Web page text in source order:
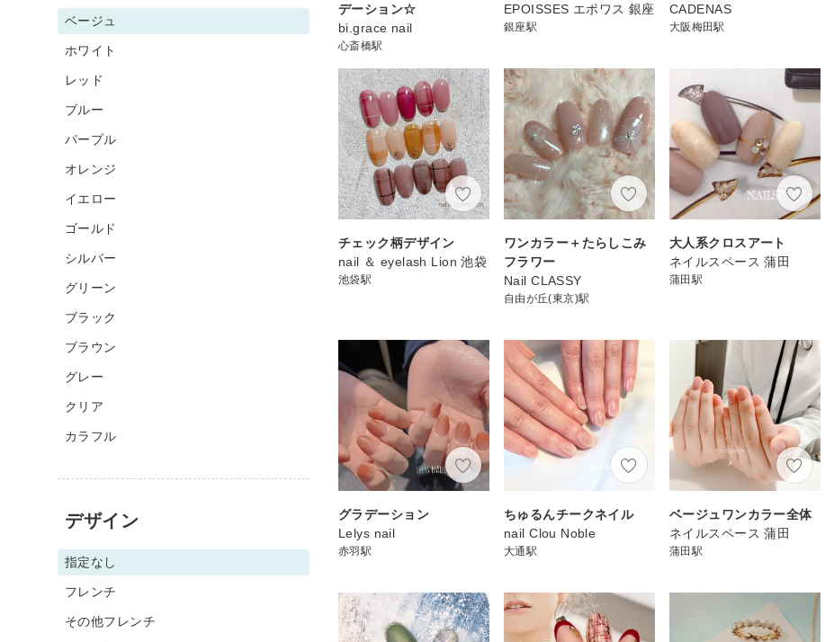
デーション☆
bi.grace nail
心斎橋駅
EPOISSES エポワス 銀座
銀座駅
CADENAS
大阪梅田駅
チェック柄デザイン
nail ＆ eyelash Lion 池袋
池袋駅
ワンカラー＋たらしこみ
フラワー
Nail CLASSY
自由が丘(東京)駅
大人系クロスアート
ネイルスペース 蒲田
蒲田駅
グラデーション
Lelys nail
赤羽駅
ちゅるんチークネイル
nail Clou Noble
大通駅
ベージュワンカラー全体
ネイルスペース 蒲田
蒲田駅
ベージュ
ホワイト
レッド
ブルー
パープル
オレンジ
イエロー
ゴールド
シルバー
グリーン
ブラック
ブラウン
グレー
クリア
カラフル
デザイン
指定なし
フレンチ
その他フレンチ